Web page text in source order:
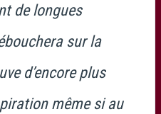
de longues
sur la
d’encore plus
même si au